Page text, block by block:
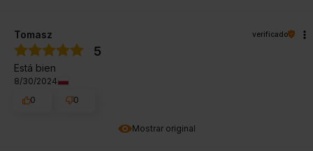
Mostrar original
Tomasz verificado
5
Está bien
8/30/2024
0
0